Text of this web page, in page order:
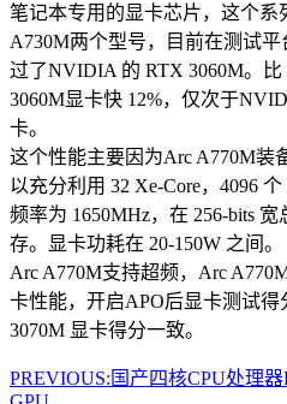
笔记本专用的显卡芯片，这个系
A730M两个型号，目前在测试
过了NVIDIA 的 RTX 3060M。比
3060M显卡快 12%，仅次于
卡。
这个性能主要因为Arc A770M装
以充分利用 32 Xe-Core，4096
频率为 1650MHz，在 256-bits
存。显卡功耗在 20-150W 之间。
Arc A770M支持超频，Arc
卡性能，开启APO后显卡测试
3070M 显卡得分一致。
PREVIOUS: 国产四核CPU处理